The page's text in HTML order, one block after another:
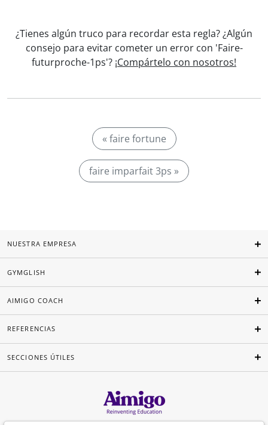
¿Tienes algún truco para recordar esta regla? ¿Algún
consejo para evitar cometer un error con 'Faire-
futurproche-1ps'? ¡Compártelo con nosotros!
« faire fortune
faire imparfait 3ps »
NUESTRA EMPRESA
GYMGLISH
AIMIGO COACH
REFERENCIAS
SECCIONES ÚTILES